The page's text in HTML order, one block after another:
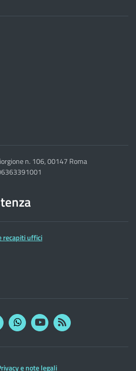
n. 106, 00147 Roma
recapiti uffici
YouTubeRSS
e note legali